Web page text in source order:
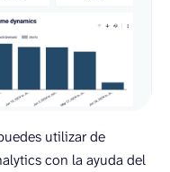
utilizar de
con la ayuda del